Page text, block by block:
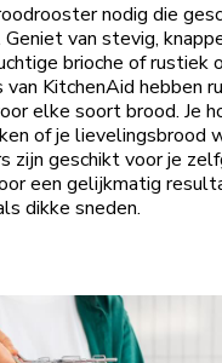
nodig die
van stevig,
brioche of rustiek
KitchenAid hebben
elke soort brood. Je
of je lievelingsbrood
zijn geschikt voor je
een gelijkmatig
dikke sneden.